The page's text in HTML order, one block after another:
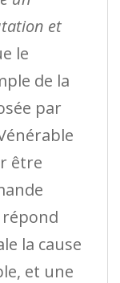
et
le
de la
par
être
répond
la cause
et une